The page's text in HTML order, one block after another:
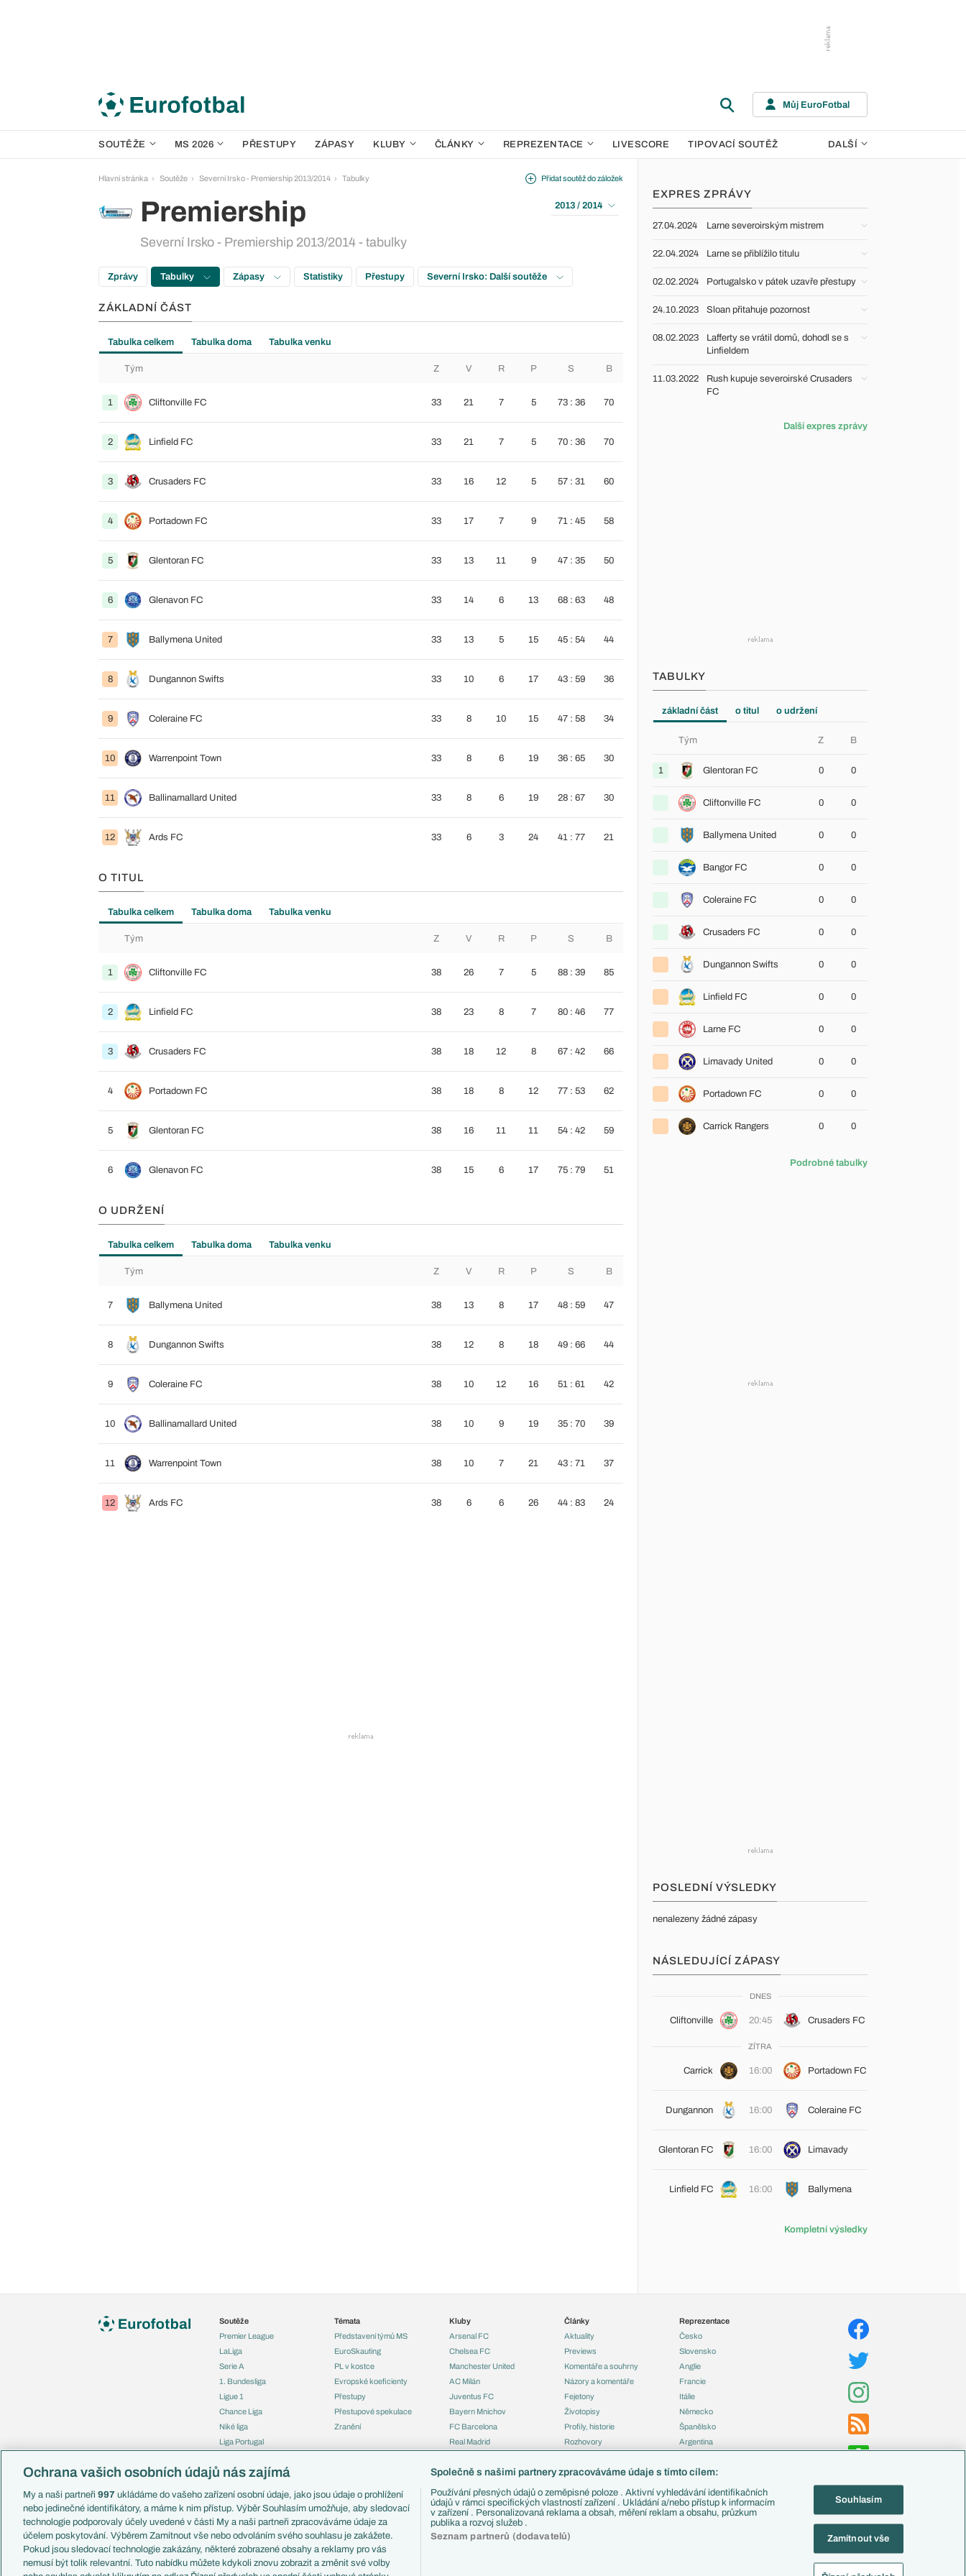
Můj EuroFotbal
SOUTĚŽE MS 2026 PŘESTUPY ZÁPASY KLUBY ČLÁNKY REPREZENTACE LIVESCORE TIPOVACÍ SOUTĚŽ DALŠÍ
Hlavní stránka Soutěže Severní Irsko - Premiership 2013/2014 Tabulky
Premiership
Severní Irsko - Premiership 2013/2014 - tabulky
Přidat soutěž do záložek
2013 / 2014
Zprávy Tabulky Zápasy Statistiky Přestupy Severní Irsko: Další soutěže
ZÁKLADNÍ ČÁST
Tabulka celkem Tabulka doma Tabulka venku
Tým Z V R P S B
1 Cliftonville FC 33 21 7 5 73 : 36 70
2 Linfield FC 33 21 7 5 70 : 36 70
3 Crusaders FC 33 16 12 5 57 : 31 60
4 Portadown FC 33 17 7 9 71 : 45 58
5 Glentoran FC 33 13 11 9 47 : 35 50
6 Glenavon FC 33 14 6 13 68 : 63 48
7 Ballymena United 33 13 5 15 45 : 54 44
8 Dungannon Swifts 33 10 6 17 43 : 59 36
9 Coleraine FC 33 8 10 15 47 : 58 34
10 Warrenpoint Town 33 8 6 19 36 : 65 30
11 Ballinamallard United 33 8 6 19 28 : 67 30
12 Ards FC 33 6 3 24 41 : 77 21
O TITUL
Tabulka celkem Tabulka doma Tabulka venku
Tým Z V R P S B
1 Cliftonville FC 38 26 7 5 88 : 39 85
2 Linfield FC 38 23 8 7 80 : 46 77
3 Crusaders FC 38 18 12 8 67 : 42 66
4 Portadown FC 38 18 8 12 77 : 53 62
5 Glentoran FC 38 16 11 11 54 : 42 59
6 Glenavon FC 38 15 6 17 75 : 79 51
O UDRŽENÍ
Tabulka celkem Tabulka doma Tabulka venku
Tým Z V R P S B
7 Ballymena United 38 13 8 17 48 : 59 47
8 Dungannon Swifts 38 12 8 18 49 : 66 44
9 Coleraine FC 38 10 12 16 51 : 61 42
10 Ballinamallard United 38 10 9 19 35 : 70 39
11 Warrenpoint Town 38 10 7 21 43 : 71 37
12 Ards FC 38 6 6 26 44 : 83 24
EXPRES ZPRÁVY
27.04.2024 Larne severoirským mistrem
22.04.2024 Larne se přiblížilo titulu
02.02.2024 Portugalsko v pátek uzavře přestupy
24.10.2023 Sloan přitahuje pozornost
08.02.2023
Lafferty se vrátil domů, dohodl se s
Linfieldem
11.03.2022
Rush kupuje severoirské Crusaders
FC
Další expres zprávy
TABULKY
základní část o titul o udržení
Tým Z B
1 Glentoran FC 0 0
Cliftonville FC 0 0
Ballymena United 0 0
Bangor FC 0 0
Coleraine FC 0 0
Crusaders FC 0 0
Dungannon Swifts 0 0
Linfield FC 0 0
Larne FC 0 0
Limavady United 0 0
Portadown FC 0 0
Carrick Rangers 0 0
Podrobné tabulky
POSLEDNÍ VÝSLEDKY
nenalezeny žádné zápasy
NÁSLEDUJÍCÍ ZÁPASY
DNES
Cliftonville 20:45 Crusaders FC
ZÍTRA
Carrick 16:00 Portadown FC
Dungannon 16:00 Coleraine FC
Glentoran FC 16:00 Limavady
Linfield FC 16:00 Ballymena
Kompletní výsledky
Soutěže
Premier League
LaLiga
Serie A
1. Bundesliga
Ligue 1
Chance Liga
Niké liga
Liga Portugal
Liga mistrů
Mistrovství světa
Liga národů
Témata
Představení týmů MS
EuroSkauting
PL v kostce
Evropské koeficienty
Přestupy
Přestupové spekulace
Zranění
Kluby
Arsenal FC
Chelsea FC
Manchester United
AC Milán
Juventus FC
Bayern Mnichov
FC Barcelona
Real Madrid
Články
Aktuality
Previews
Komentáře a souhrny
Názory a komentáře
Fejetony
Životopisy
Profily, historie
Rozhovory
Reprezentace
Česko
Slovensko
Anglie
Francie
Itálie
Německo
Španělsko
Argentina
Zápasy
Livescore
Ochrana vašich osobních údajů nás zajímá
My a naši partneři 997 ukládáme do vašeho zařízení osobní údaje, jako jsou údaje o prohlížení
nebo jedinečné identifikátory, a máme k nim přístup. Výběr Souhlasím umožňuje, aby sledovací
technologie podporovaly účely uvedené v části My a naši partneři zpracováváme údaje za
účelem poskytování. Výběrem Zamítnout vše nebo odvoláním svého souhlasu je zakážete.
Pokud jsou sledovací technologie zakázány, některé zobrazené obsahy a reklamy pro vás
nemusí být tolik relevantní. Tuto nabídku můžete kdykoli znovu zobrazit a změnit své volby
Společně s našimi partnery zpracováváme údaje s tímto cílem:
Používání přesných údajů o zeměpisné poloze . Aktivní vyhledávání identifikačních
údajů v rámci specifických vlastností zařízení . Ukládání a/nebo přístup k informacím
v zařízení . Personalizovaná reklama a obsah, měření reklam a obsahu, průzkum
publika a rozvoj služeb .
Seznam partnerů (dodavatelů)
Souhlasím
Zamítnout vše